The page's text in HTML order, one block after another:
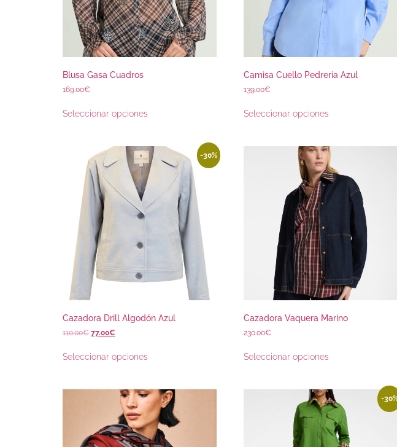
Blusa Gasa Cuadros
169.00€
Seleccionar opciones
Camisa Cuello Pedrería Azul
139.00€
Seleccionar opciones
-30%
Cazadora Drill Algodón Azul
110.00€ 77.00€
Seleccionar opciones
Cazadora Vaquera Marino
230.00€
Seleccionar opciones
-